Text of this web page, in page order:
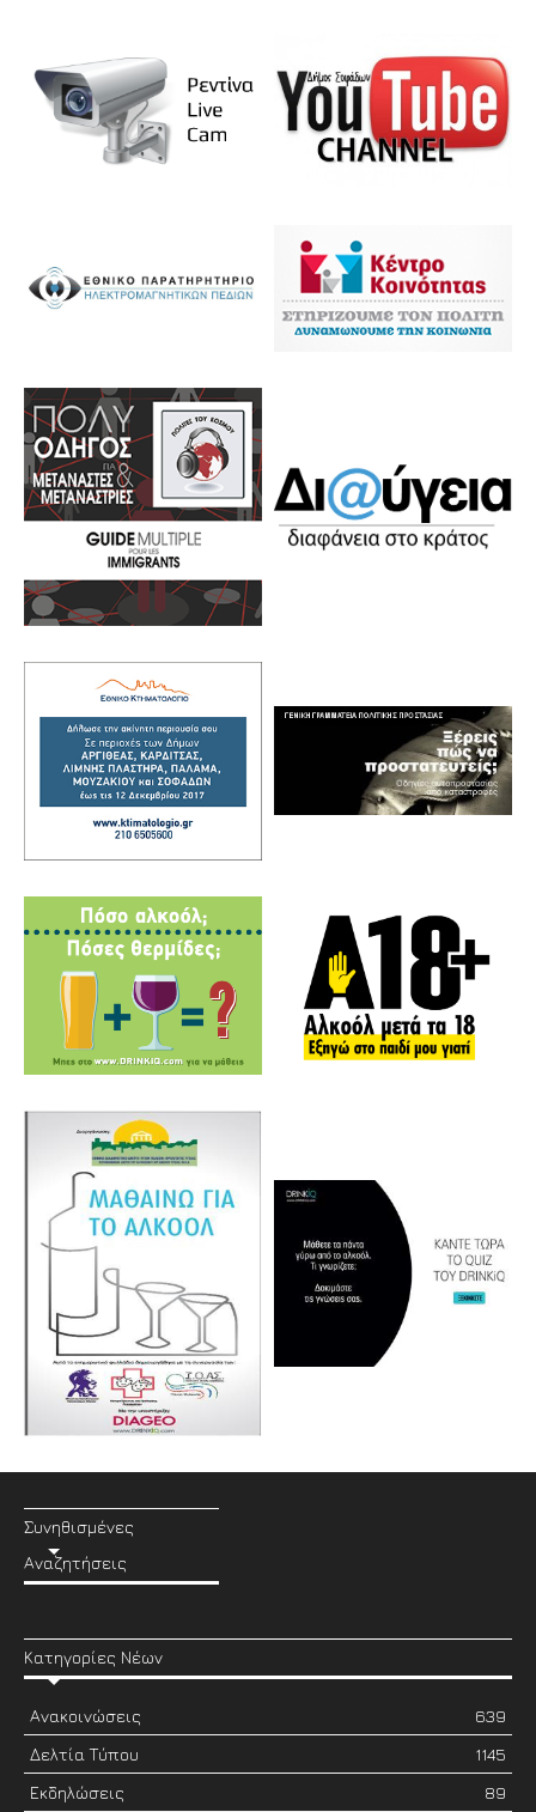
Συνηθισμένες
Αναζητήσεις
Κατηγορίες Νέων
Ανακοινώσεις
639
Δελτία Τύπου
1145
Εκδηλώσεις
89